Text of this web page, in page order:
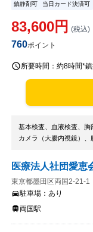
鎮静剤可 当日カード決済可
83,600円 (税込)
760ポイント
所要時間： 約8時間*鎮
基本検査、血液検査、
カメラ（大腸内視鏡）
医療法人社団愛恵
東京都墨田区両国2-21-1
駐車場： あり
両国駅